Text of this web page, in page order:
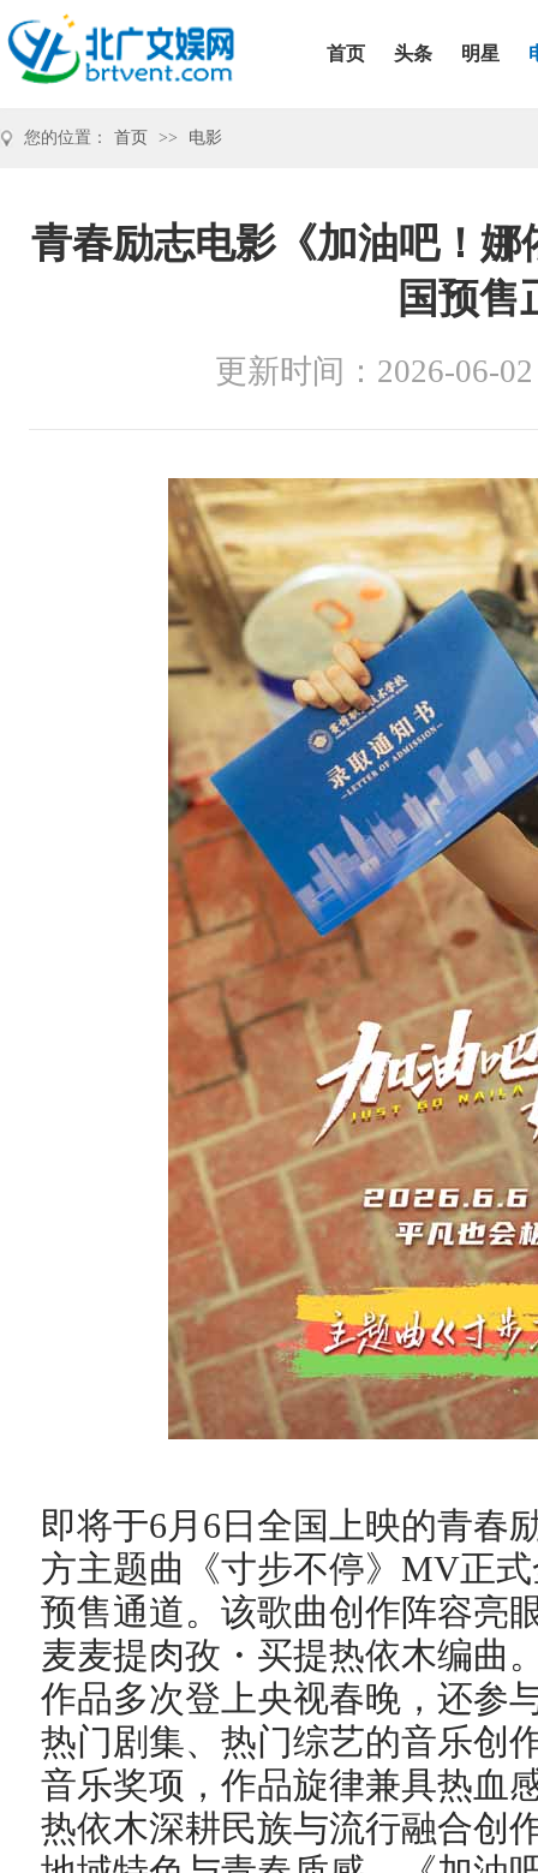
首页 头条 明星
您的位置： 首页 >> 电影
青春励志电影《加油吧！
国预售
更新时间：2026-06-02
即将于6月6日全国上映的青春
方主题曲《寸步不停》MV正
预售通道。该歌曲创作阵容亮
麦麦提肉孜・买提热依木编曲
作品多次登上央视春晚，还参
热门剧集、热门综艺的音乐创
音乐奖项，作品旋律兼具热血
热依木深耕民族与流行融合创